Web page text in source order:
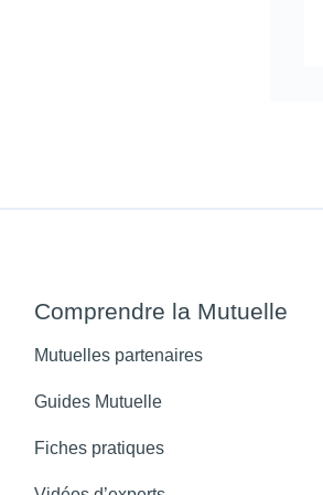
Comprendre la Mutuelle
Mutuelles partenaires
Guides Mutuelle
Fiches pratiques